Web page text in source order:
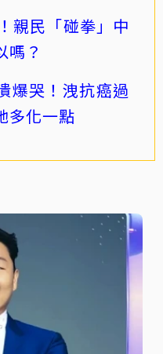
親民「碰拳」中
嗎？
爆哭！洩抗癌過
多化一點